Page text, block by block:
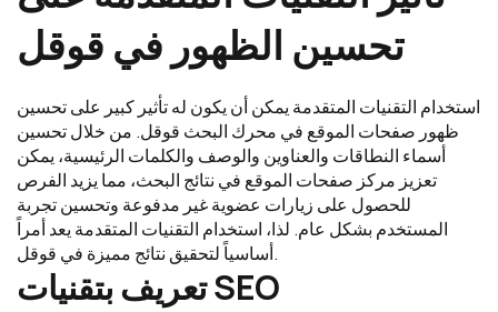
تحسين الظهور في قوقل
استخدام التقنيات المتقدمة يمكن أن يكون له تأثير كبير على تحسين
ظهور صفحات الموقع في محرك البحث قوقل. من خلال تحسين
أسماء النطاقات والعناوين والوصف والكلمات الرئيسية، يمكن
تعزيز مركز صفحات الموقع في نتائج البحث، مما يزيد الفرص
للحصول على زيارات عضوية غير مدفوعة وتحسين تجربة
المستخدم بشكل عام. لذا، استخدام التقنيات المتقدمة يعد أمراً
أساسياً لتحقيق نتائج مميزة في قوقل.
تعريف بتقنيات SEO